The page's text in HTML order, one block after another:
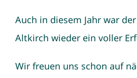
Auch in diesem Jahr war
Altkirch wieder ein voller
Wir freuen uns schon auf